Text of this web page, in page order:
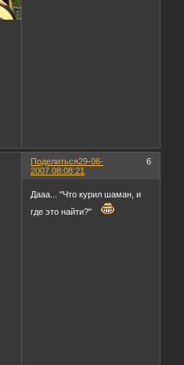
Поделиться 6
29-06-
2007 08:08:21
Дааа... "Что курил шаман, и
где это найти?"